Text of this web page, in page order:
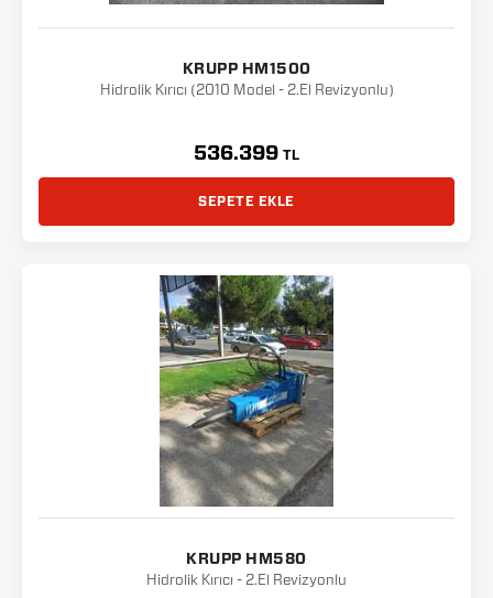
KRUPP HM1500
Hidrolik Kırıcı (2010 Model - 2.El Revizyonlu)
536.399 TL
SEPETE EKLE
KRUPP HM580
Hidrolik Kırıcı - 2.El Revizyonlu